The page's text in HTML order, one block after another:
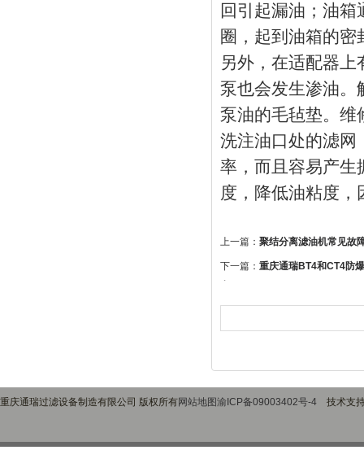
回引起漏油；油
圈，起到油箱的
另外，在适配器
泵也会发生渗油。
泵油的毛毡垫。维
洗注油口处的滤网
率，而且容易产生
度，降低油粘度
上一篇： 聚结分离滤油机常见故
下一篇： 重庆通瑞BT4和CT4防
重庆通瑞过滤设备制造有限公司 版权所有网站地图渝ICP备09003402号-4 技术支